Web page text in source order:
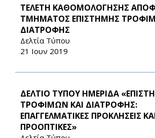
ΤΕΛΕΤΗ ΚΑΘΟΜΟΛΟΓΗΣΗΣ
ΤΜΗΜΑΤΟΣ ΕΠΙΣΤΗΜΗΣ
ΔΙΑΤΡΟΦΗΣ
Δελτία Τύπου
21 Ιουν 2019
ΔΕΛΤΙΟ ΤΥΠΟΥ ΗΜΕΡΙΔΑ
ΤΡΟΦΙΜΩΝ ΚΑΙ ΔΙΑΤΡΟΦΗΣ:
ΕΠΑΓΓΕΛΜΑΤΙΚΕΣ ΠΡΟΚΛΗΣΕΙΣ
ΠΡΟΟΠΤΙΚΕΣ»